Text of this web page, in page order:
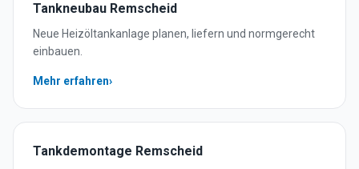
Tankneubau Remscheid
Neue Heizöltankanlage planen, liefern und normgerecht
einbauen.
Mehr erfahren›
Tankdemontage Remscheid